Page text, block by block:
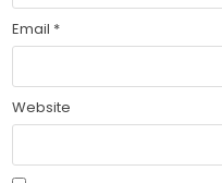
Email *
Website